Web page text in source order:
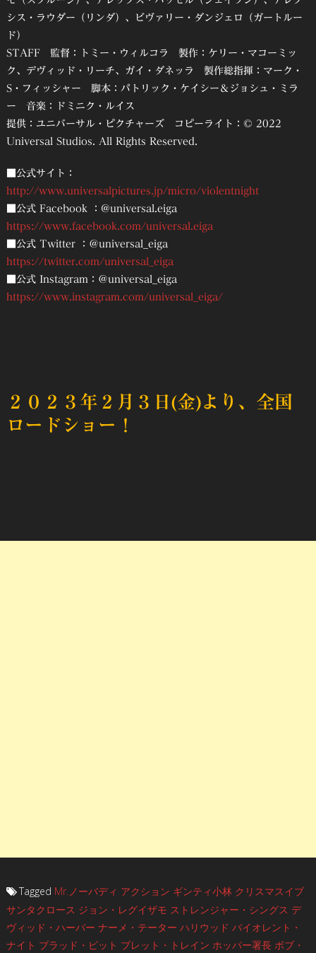
シス・ラウダー（リンダ）、ビヴァリー・ダンジェロ（ガートルー
ド）
STAFF 監督：トミー・ウィルコラ 製作：ケリー・マコーミッ
ク、デヴィッド・リーチ、ガイ・ダネッラ 製作総指揮：マーク・
S・フィッシャー 脚本：パトリック・ケイシー＆ジョシュ・ミラ
ー 音楽：ドミニク・ルイス
提供：ユニバーサル・ピクチャーズ コピーライト：© 2022
Universal Studios. All Rights Reserved.
■公式サイト：
http://www.universalpictures.jp/micro/violentnight
■公式 Facebook ：@universal.eiga
https://www.facebook.com/universal.eiga
■公式 Twitter ：＠universal_eiga
https://twitter.com/universal_eiga
■公式 Instagram：＠universal_eiga
https://www.instagram.com/universal_eiga/
２０２３年２月３日(金)より、全国
ロードショー！
Tagged Mr.ノーバディ アクション ギンティ小林 クリスマスイブ
サンタクロース ジョン・レグイザモ ストレンジャー・シングス デ
ヴィッド・ハーバー ナーメ・テーター ハリウッド バイオレント・
ナイト ブラッド・ピット ブレット・トレイン ホッパー署長 ボブ・